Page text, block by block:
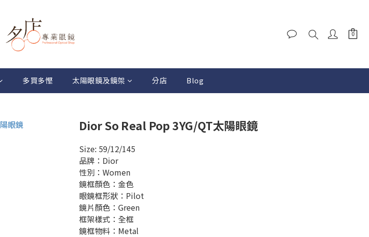
多買多慳 太陽眼鏡及鏡架 分店 Blog
Dior So Real Pop 3YG/QT太陽眼鏡
Size: 59/12/145
品牌：Dior
性別：Women
鏡框顏色：金色
眼鏡框形狀：Pilot
鏡片顏色：Green
框架樣式：全框
鏡框物料：Metal